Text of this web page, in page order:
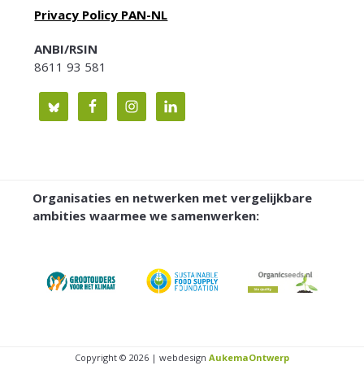
Privacy Policy PAN-NL
ANBI/RSIN
8611 93 581
Organisaties en netwerken met vergelijkbare
ambities waarmee we samenwerken:
Copyright © 2026 | webdesign AukemaOntwerp